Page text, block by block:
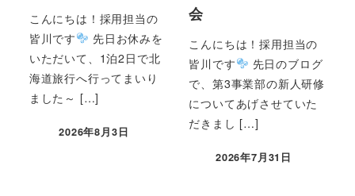
こんにちは！採用担当の
皆川です
先日お休みを
いただいて、1泊2日で北
海道旅行へ行ってまいり
ました～ […]
2026年8月3日
会
こんにちは！採用担当の
皆川です
先日のブログ
で、第3事業部の新人研修
についてあげさせていた
だきまし […]
2026年7月31日